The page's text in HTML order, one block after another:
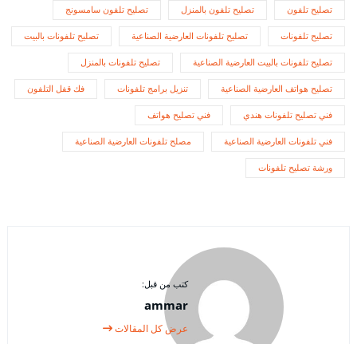
تصليح تلفون تصليح تلفون بالمنزل تصليح تلفون سامسونج
تصليح تلفونات تصليح تلفونات العارضية الصناعية تصليح تلفونات بالبيت
تصليح تلفونات بالبيت العارضية الصناعية تصليح تلفونات بالمنزل
تصليح هواتف العارضية الصناعية تنزيل برامج تلفونات فك قفل التلفون
فني تصليح تلفونات هندي فني تصليح هواتف
فني تلفونات العارضية الصناعية مصلح تلفونات العارضية الصناعية
ورشة تصليح تلفونات
كتب من قبل:
ammar
عرض كل المقالات